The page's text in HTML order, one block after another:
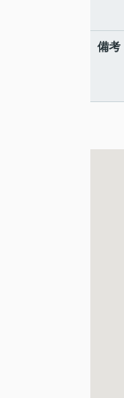
備考